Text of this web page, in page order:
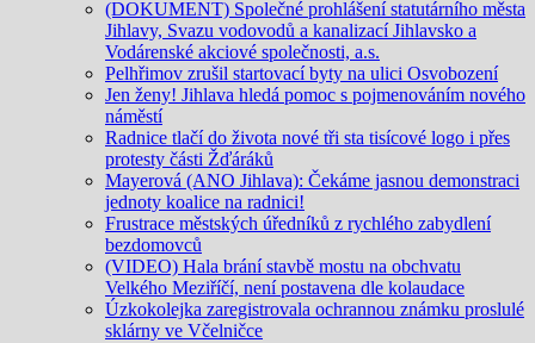
(DOKUMENT) Společné prohlášení statutárního města
Jihlavy, Svazu vodovodů a kanalizací Jihlavsko a
Vodárenské akciové společnosti, a.s.
Pelhřimov zrušil startovací byty na ulici Osvobození
Jen ženy! Jihlava hledá pomoc s pojmenováním nového
náměstí
Radnice tlačí do života nové tři sta tisícové logo i přes
protesty části Žďáráků
Mayerová (ANO Jihlava): Čekáme jasnou demonstraci
jednoty koalice na radnici!
Frustrace městských úředníků z rychlého zabydlení
bezdomovců
(VIDEO) Hala brání stavbě mostu na obchvatu
Velkého Meziříčí, není postavena dle kolaudace
Úzkokolejka zaregistrovala ochrannou známku proslulé
sklárny ve Včelničce